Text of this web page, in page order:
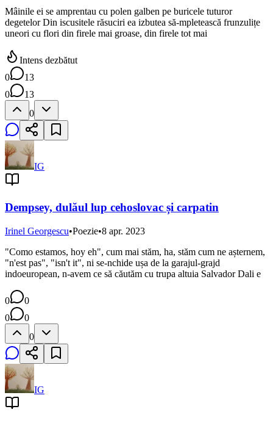
Mâinile ei se amprentau cu polen galben pe buricele tuturor
degetelor Din iscusitele răsuciri ea izbutea să-mpletească frunzulițe
uneori cu flori din firele mai groase, din firele tot mai
Intens dezbătut
0
13
0
13
0
IG
Dempsey, dulăul lup cehoslovac și carpatin
Irinel Georgescu•Poezie•8 apr. 2023
"Como estamos, hoy eh", cum mai stăm, ha, stăm cum ne așternem,
"n'est pas", "isn't it", ni se-nchide ușa de la garajul-grajd
indoeuropean, n-avem ce să căutăm cu trupa altuia Salvador Dali e
0
0
0
0
0
IG